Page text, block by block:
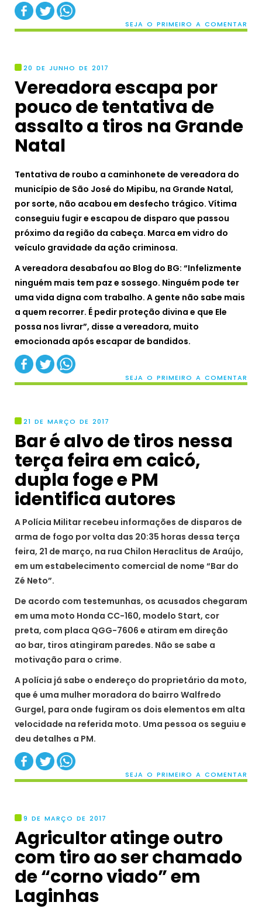
SEJA O PRIMEIRO A COMENTAR
20 DE JUNHO DE 2017
Vereadora escapa por
pouco de tentativa de
assalto a tiros na Grande
Natal
Tentativa de roubo a caminhonete de vereadora do
município de São José do Mipibu, na Grande Natal,
por sorte, não acabou em desfecho trágico. Vítima
conseguiu fugir e escapou de disparo que passou
próximo da região da cabeça. Marca em vidro do
veículo gravidade da ação criminosa.
A vereadora desabafou ao Blog do BG: “Infelizmente
ninguém mais tem paz e sossego. Ninguém pode ter
uma vida digna com trabalho. A gente não sabe mais
a quem recorrer. É pedir proteção divina e que Ele
possa nos livrar”, disse a vereadora, muito
emocionada após escapar de bandidos.
SEJA O PRIMEIRO A COMENTAR
21 DE MARÇO DE 2017
Bar é alvo de tiros nessa
terça feira em caicó,
dupla foge e PM
identifica autores
A Polícia Militar recebeu informações de disparos de
arma de fogo por volta das 20:35 horas dessa terça
feira, 21 de março, na rua Chilon Heraclitus de Araújo,
em um estabelecimento comercial de nome “Bar do
Zé Neto”.
De acordo com testemunhas, os acusados chegaram
em uma moto Honda CC-160, modelo Start, cor
preta, com placa QGG-7606 e atiram em direção
ao bar, tiros atingiram paredes. Não se sabe a
motivação para o crime.
A polícia já sabe o endereço do proprietário da moto,
que é uma mulher moradora do bairro Walfredo
Gurgel, para onde fugiram os dois elementos em alta
velocidade na referida moto. Uma pessoa os seguiu e
deu detalhes a PM.
SEJA O PRIMEIRO A COMENTAR
9 DE MARÇO DE 2017
Agricultor atinge outro
com tiro ao ser chamado
de “corno viado” em
Laginhas